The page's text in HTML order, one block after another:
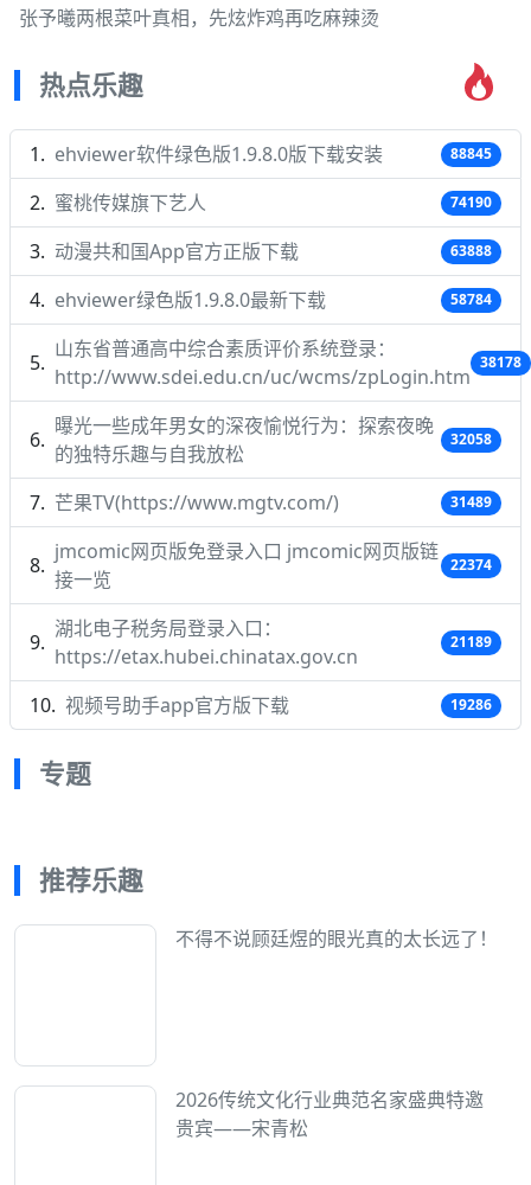
张予曦两根菜叶真相，先炫炸鸡再吃麻辣烫
热点乐趣
ehviewer软件绿色版1.9.8.0版下载安装 88845
蜜桃传媒旗下艺人 74190
动漫共和国App官方正版下载 63888
ehviewer绿色版1.9.8.0最新下载 58784
山东省普通高中综合素质评价系统登录：
http://www.sdei.edu.cn/uc/wcms/zpLogin.htm
38178
曝光一些成年男女的深夜愉悦行为：探索夜晚
的独特乐趣与自我放松
32058
芒果TV(https://www.mgtv.com/) 31489
jmcomic网页版免登录入口 jmcomic网页版链
接一览
22374
湖北电子税务局登录入口：
https://etax.hubei.chinatax.gov.cn
21189
视频号助手app官方版下载 19286
专题
推荐乐趣
不得不说顾廷煜的眼光真的太长远了！
2026传统文化行业典范名家盛典特邀
贵宾——宋青松